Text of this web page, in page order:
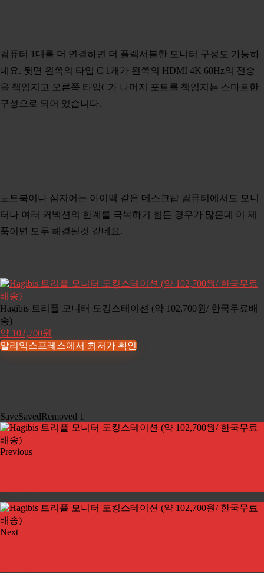
컴퓨터 1대를 더 연결하면 더 플렉서블한 모니터 구성도 가능하
네요. 뒷면 왼쪽의 타입 C 1개가 왼쪽의 HDMI 4K 60Hz의 전송
을 책임지고 오른쪽 타입C가 나머지 포트를 책임지는 스마트한
구성으로 되어 있습니다.
노트북이나 심지어는 아이맥 같은 데스크탑 컴퓨터에서도 모니
터나 여러 커넥션의 한계를 극복하기 힘든 경우가 많은데 이 제
품이면 모두 해결될것 같네요.
Hagibis 트리플 모니터 도킹스테이션 (약 102,700원/ 한국무료배
송)
약 102,700원
알리익스프레스에서 최저가 확인
SaveSavedRemoved 1
Previous
Next